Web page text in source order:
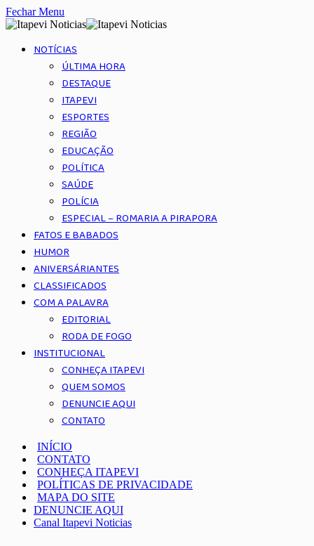
Fechar Menu
NOTÍCIAS
ÚLTIMA HORA
DESTAQUE
ITAPEVI
ESPORTES
REGIÃO
EDUCAÇÃO
POLÍTICA
SAÚDE
POLÍCIA
ESPECIAL – ROMARIA A PIRAPORA
FATOS E BABADOS
HUMOR
ANIVERSÁRIANTES
CLASSIFICADOS
COM A PALAVRA
EDITORIAL
RODA DE FOGO
INSTITUCIONAL
CONHEÇA ITAPEVI
QUEM SOMOS
DENUNCIE AQUI
CONTATO
INÍCIO
CONTATO
CONHEÇA ITAPEVI
POLÍTICAS DE PRIVACIDADE
MAPA DO SITE
DENUNCIE AQUI
Canal Itapevi Noticias